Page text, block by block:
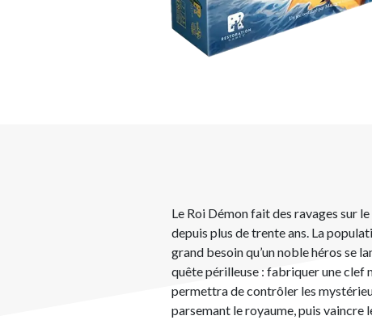
Le Roi Démon fait des ravages sur
depuis plus de trente ans. La
grand besoin qu’un noble héros se
quête périlleuse : fabriquer une clef
permettra de contrôler les
parsemant le royaume, puis vaincre